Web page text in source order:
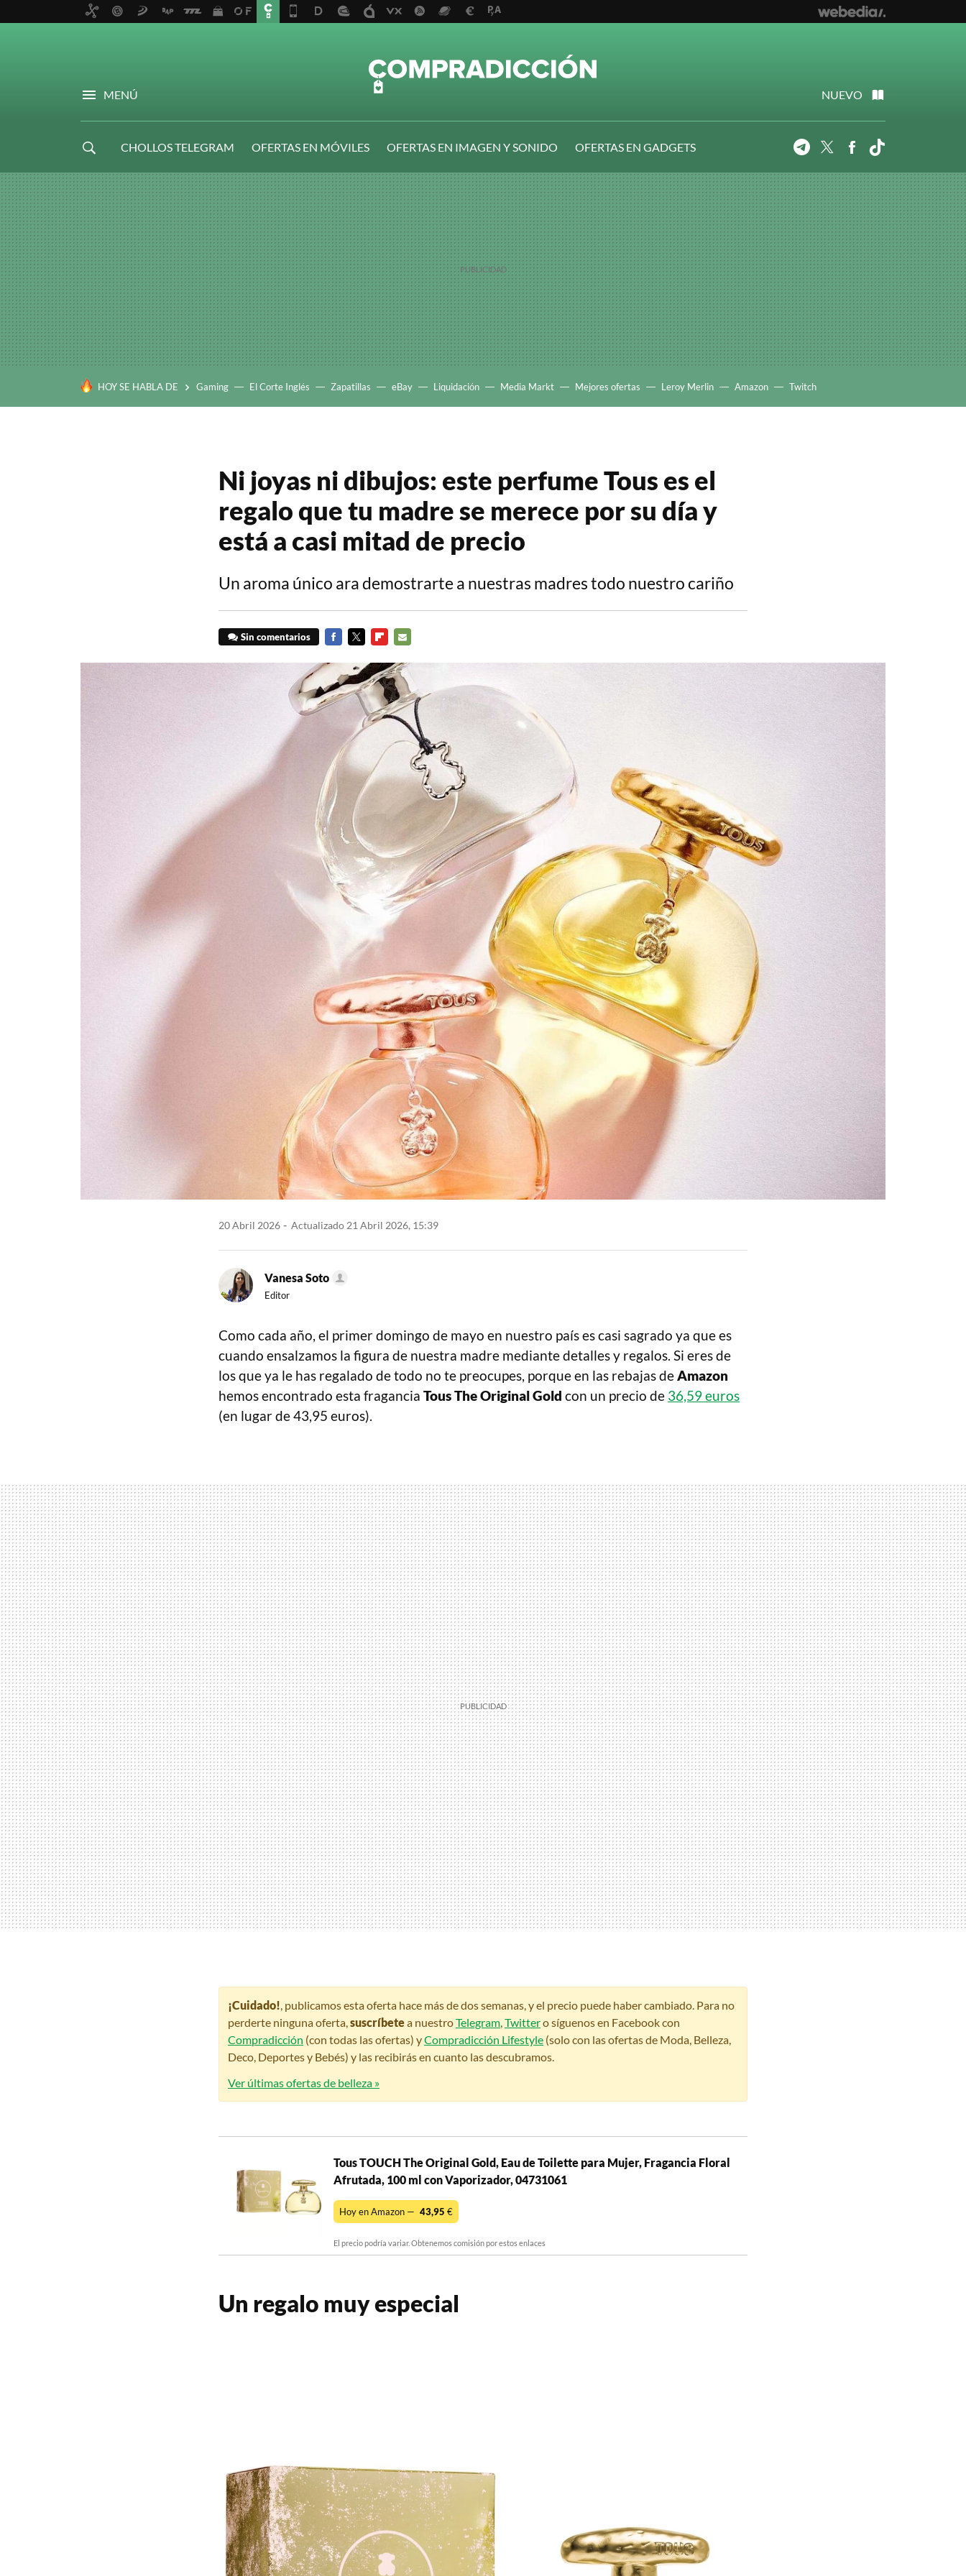
MENÚ NUEVO
CHOLLOS TELEGRAM OFERTAS EN MÓVILES OFERTAS EN IMAGEN Y SONIDO
OFERTAS EN GADGETS
TelegramTwitterFacebook
HOY SE HABLA DE Gaming El Corte Inglés Zapatillas eBay Liquidación Media Markt Mejores ofertas Leroy Merlin Amazon Twitch
Ni joyas ni dibujos: este perfume Tous es el
regalo que tu madre se merece por su día y
está a casi mitad de precio
Un aroma único ara demostrarte a nuestras madres todo nuestro cariño
Sin comentarios
MAIL
20 Abril 2026 Actualizado 21 Abril 2026, 15:39
Vanesa Soto
Editor
Como cada año, el primer domingo de mayo en nuestro país es casi sagrado ya que es
cuando ensalzamos la figura de nuestra madre mediante detalles y regalos. Si eres de
los que ya le has regalado de todo no te preocupes, porque en las rebajas deAmazon
hemos encontrado esta fragancia TousThe Original Gold con un precio de 36,59 euros
(en lugar de 43,95 euros).
¡Cuidado! , publicamos esta oferta hace más de dos semanas, y el precio puede haber cambiado. Para no
perderte ninguna oferta, suscríbetea nuestroTelegram Twittero síguenos en Facebook con
Compradicción (con todas las ofertas) yCompradicción Lifestyle (solo con las ofertas de Moda, Belleza,
Deco, Deportes y Bebés) y las recibirás en cuanto las descubramos.
Ver últimas ofertas de belleza »
Tous TOUCH The Original Gold, Eau de Toilette para Mujer, Fragancia Floral
Afrutada, 100 ml con Vaporizador, 04731061
Hoy en Amazon — 43,95 €
El precio podría variar. Obtenemos comisión por estos enlaces
Un regalo muy especial